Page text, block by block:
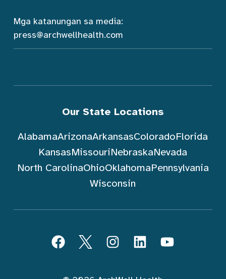
Mga katanungan sa media:
press@archwellhealth.com
Our State Locations
AlabamaArizonaArkansasColoradoFlorida
KansasMissouriNebraskaNevada
North CarolinaOhioOklahomaPennsylvania
Wisconsin
FacebookTwitterInstagramLinkedInYouTube